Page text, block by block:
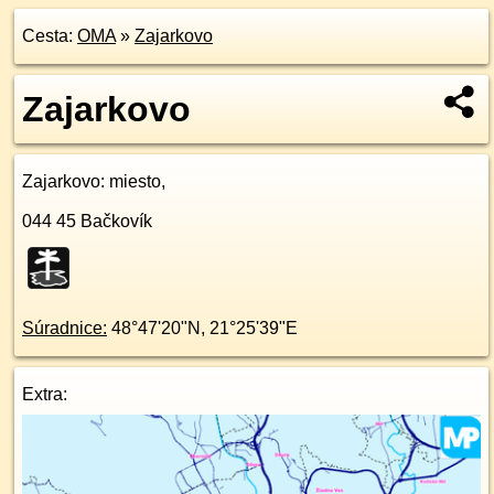
Cesta: OMA» Zajarkovo
Zajarkovo
Zajarkovo: miesto,
044 45 Bačkovík
Súradnice: 48°47'20"N , 21°25'39"E
Extra: